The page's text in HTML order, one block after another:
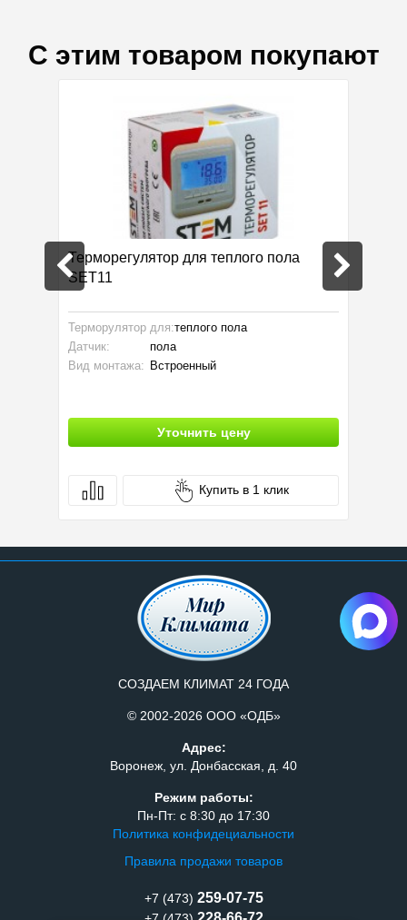
С этим товаром покупают
Терморегулятор для теплого пола
SET11
Терморулятор для:теплого пола
Датчик:
пола
Вид монтажа: Встроенный
Уточнить цену
Купить в 1 клик
СОЗДАЕМ КЛИМАТ 24 ГОДА
© 2002-2026 ООО «ОДБ»
Адрес:
Воронеж, ул. Донбасская, д. 40
Режим работы:
Пн-Пт: с 8:30 до 17:30
Политика конфидециальности
Правила продажи товаров
+7 (473) 259-07-75